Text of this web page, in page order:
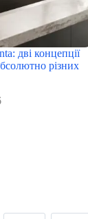
дві концепції
різних